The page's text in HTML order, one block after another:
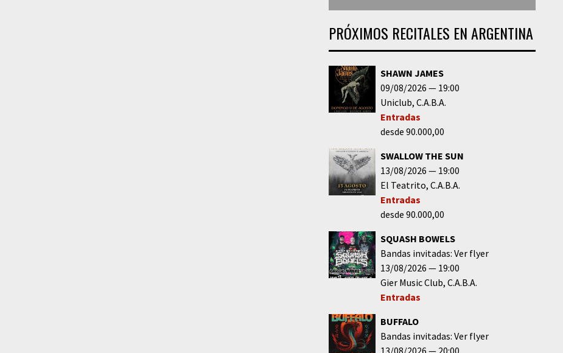
PRÓXIMOS RECITALES EN ARGENTINA
SHAWN JAMES
09/08/2026
19:00
Uniclub C.A.B.A.
Entradas
desde 90.000,00
SWALLOW THE SUN
13/08/2026
19:00
El Teatrito C.A.B.A.
Entradas
desde 90.000,00
SQUASH BOWELS
Bandas invitadas: Ver flyer
13/08/2026
19:00
Gier Music Club C.A.B.A.
Entradas
BUFFALO
Bandas invitadas: Ver flyer
13/08/2026
20:00